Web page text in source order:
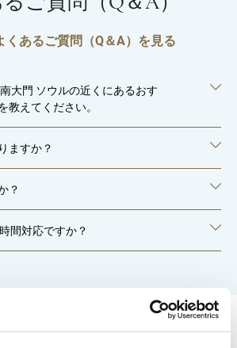
くあるご質問（Q＆A）を見る
大門 ソウルの近くにあるおす
教えてください。
ますか？
？
間対応ですか？